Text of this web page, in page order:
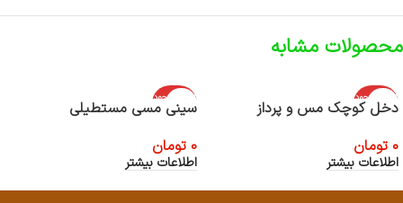
محصولات مشابه
اتمام موجود
ی
دخل کوچک مس و پرداز
0 تومان
اطلاعات بیشتر
اتمام موجود
ی
سینی مسی مستطیلی
0 تومان
اطلاعات بیشتر